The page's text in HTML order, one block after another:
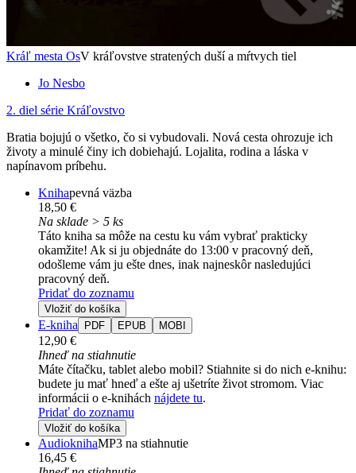
Kráľ mesta OsV kráľovstve stratených duší a mŕtvych tiel
Jo Nesbo
2. diel série Kráľovstvo
Bratia bojujú o všetko, čo si vybudovali. Nová cesta ohrozuje ich
životy a minulé činy ich dobiehajú. Lojalita, rodina a láska v
napínavom príbehu.
Knihapevná väzba
18,50 €
Na sklade > 5 ks
Táto kniha sa môže na cestu ku vám vybrať prakticky
okamžite! Ak si ju objednáte do 13:00 v pracovný deň,
odošleme vám ju ešte dnes, inak najneskôr nasledujúci
pracovný deň.
Pridať do zoznamu
Vložiť do košíka
E-kniha PDF EPUB MOBI
12,90 €
Ihneď na stiahnutie
Máte čítačku, tablet alebo mobil? Stiahnite si do nich e-knihu:
budete ju mať hneď a ešte aj ušetríte život stromom. Viac
informácii o e-knihách nájdete tu.
Pridať do zoznamu
Vložiť do košíka
AudioknihaMP3 na stiahnutie
16,45 €